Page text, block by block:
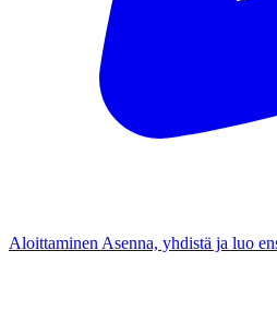
Aloittaminen Asenna, yhdistä ja luo